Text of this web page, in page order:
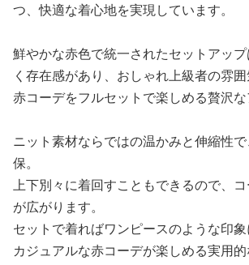
つ、快適な着心地を実現しています。
鮮やかな赤色で統一されたセットアッ
く存在感があり、おしゃれ上級者の雰囲
赤コーデをフルセットで楽しめる贅沢な
ニット素材ならではの温かみと伸縮性
保。
上下別々に着回すこともできるので、
が広がります。
セットで着ればワンピースのような印
カジュアルな赤コーデが楽しめる実用的